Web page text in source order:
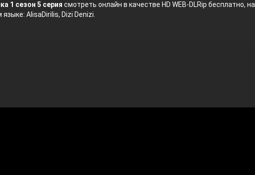
1 сезон 5 серия смотреть онлайн в качестве HD WEB-DLRip бесплатно, на
языке: AlisaDirilis, Dizi Denizi.